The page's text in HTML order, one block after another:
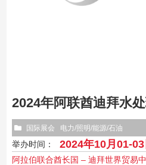
2024年阿联酋迪拜水
国际展会 电力/照明/能源/石油
举办时间： 2024年10月01-03
阿拉伯联合酋长国 – 迪拜世界贸易